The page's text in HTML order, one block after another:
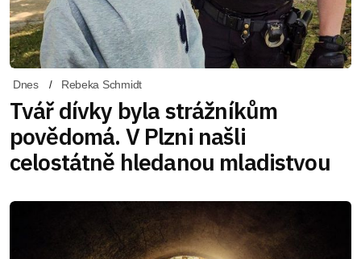
Dnes Rebeka Schmidt
Tvář dívky byla strážníkům
povědomá. V Plzni našli
celostátně hledanou mladistvou